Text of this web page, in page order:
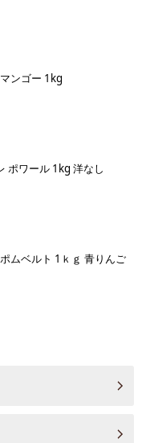
ンゴー 1kg
ワール 1kg 洋なし
ムベルト 1ｋｇ 青りんご